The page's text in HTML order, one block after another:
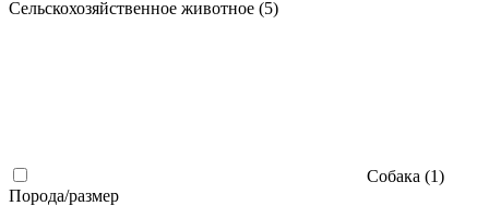
Сельскохозяйственное животное (5)
Собака (1)
Порода/размер